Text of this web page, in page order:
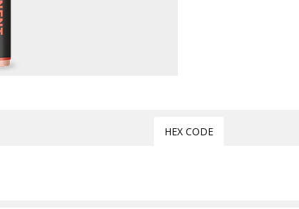
HEX CODE